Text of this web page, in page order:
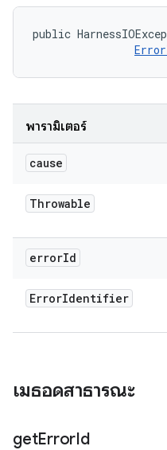
public
พารามิเตอร์
cause
Throwable
errorId
ErrorIdentifier
เมธอดสาธารณะ
getErrorId